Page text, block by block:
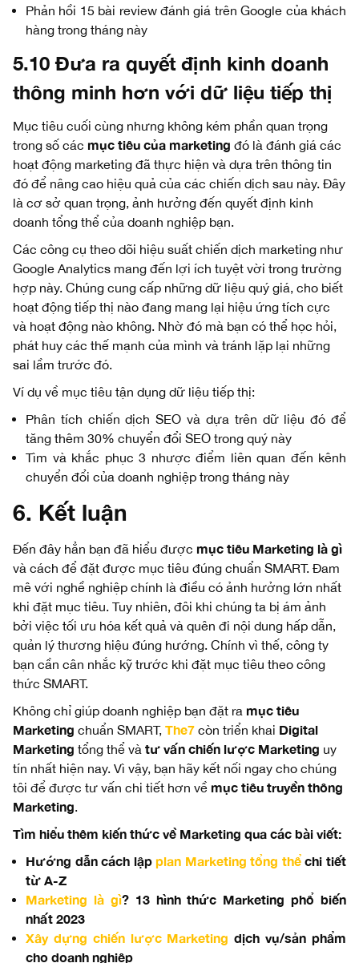
Phản hồi 15 bài review đánh giá trên Google của khách
hàng trong tháng này
5.10 Đưa ra quyết định kinh doanh
thông minh hơn với dữ liệu tiếp thị
Mục tiêu cuối cùng nhưng không kém phần quan trọng
trong số các mục tiêu của marketing đó là đánh giá các
hoạt động marketing đã thực hiện và dựa trên thông tin
đó để nâng cao hiệu quả của các chiến dịch sau này. Đây
là cơ sở quan trọng, ảnh hưởng đến quyết định kinh
doanh tổng thể của doanh nghiệp bạn.
Các công cụ theo dõi hiệu suất chiến dịch marketing như
Google Analytics mang đến lợi ích tuyệt vời trong trường
hợp này. Chúng cung cấp những dữ liệu quý giá, cho biết
hoạt động tiếp thị nào đang mang lại hiệu ứng tích cực
và hoạt động nào không. Nhờ đó mà bạn có thể học hỏi,
phát huy các thế mạnh của mình và tránh lặp lại những
sai lầm trước đó.
Ví dụ về mục tiêu tận dụng dữ liệu tiếp thị:
Phân tích chiến dịch SEO và dựa trên dữ liệu đó để
tăng thêm 30% chuyển đổi SEO trong quý này
Tìm và khắc phục 3 nhược điểm liên quan đến kênh
chuyển đổi của doanh nghiệp trong tháng này
6. Kết luận
Đến đây hẳn bạn đã hiểu được mục tiêu Marketing là gì
và cách để đặt được mục tiêu đúng chuẩn SMART. Đam
mê với nghề nghiệp chính là điều có ảnh hưởng lớn nhất
khi đặt mục tiêu. Tuy nhiên, đôi khi chúng ta bị ám ảnh
bởi việc tối ưu hóa kết quả và quên đi nội dung hấp dẫn,
quản lý thương hiệu đúng hướng. Chính vì thế, công ty
bạn cần cân nhắc kỹ trước khi đặt mục tiêu theo công
thức SMART.
Không chỉ giúp doanh nghiệp bạn đặt ra mục tiêu
Marketing chuẩn SMART, The7 còn triển khai Digital
Marketing tổng thể và tư vấn chiến lược Marketing uy
tín nhất hiện nay. Vì vậy, bạn hãy kết nối ngay cho chúng
tôi để được tư vấn chi tiết hơn về mục tiêu truyền thông
Marketing.
Tìm hiểu thêm kiến thức về Marketing qua các bài viết:
Hướng dẫn cách lập plan Marketing tổng thểchi tiết
từ A-Z
Marketing là gì? 13 hình thức Marketing phổ biến
nhất 2023
Xây dựng chiến lược Marketing dịch vụ/sản phẩm
cho doanh nghiệp